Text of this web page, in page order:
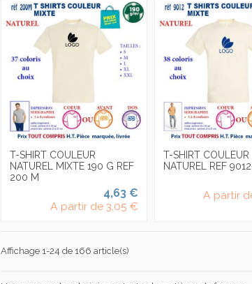
T-SHIRT COULEUR
NATUREL MIXTE 190 G REF
200 M
4,63 €
A partir de 3,05 €
T-SHIRT COULEUR
NATUREL REF 9012
A partir
Affichage 1-24 de 166 article(s)